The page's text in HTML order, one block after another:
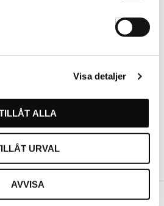
Visa detaljer
ALLA
URVAL
AVVISA